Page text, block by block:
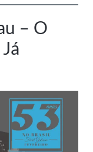
– O